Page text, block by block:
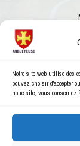
Notre site web utilise des
pouvez choisir d'accepter
notre site, vous
Ce site internet est